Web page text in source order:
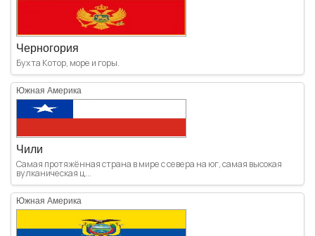
Черногория
Бухта Котор, море и горы.
Южная Америка
Чили
Самая протяжённая страна в мире с севера на юг, самая высокая
вулканическая ц...
Южная Америка